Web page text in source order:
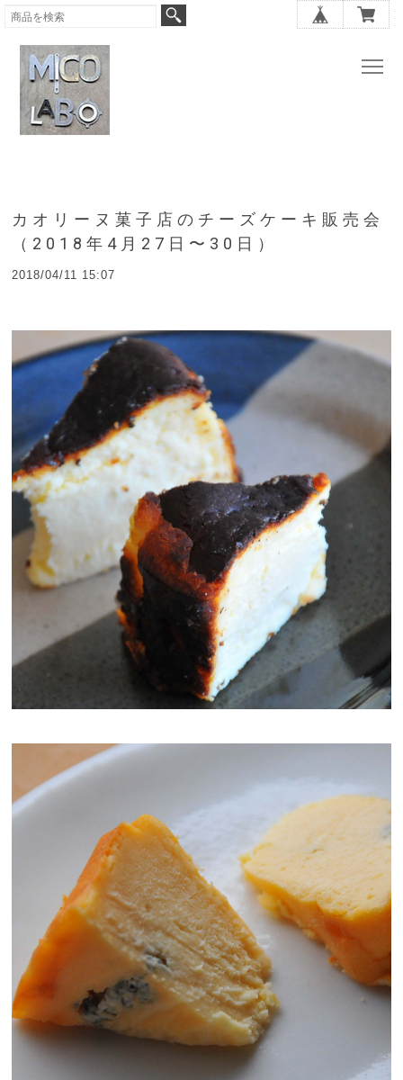
カオリーヌ菓子店のチーズケーキ販売会
（2018年4月27日〜30日）
2018/04/11 15:07